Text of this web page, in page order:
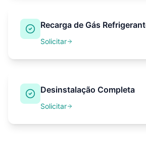
Recarga de Gás
Solicitar
Desinstalação Completa
Solicitar